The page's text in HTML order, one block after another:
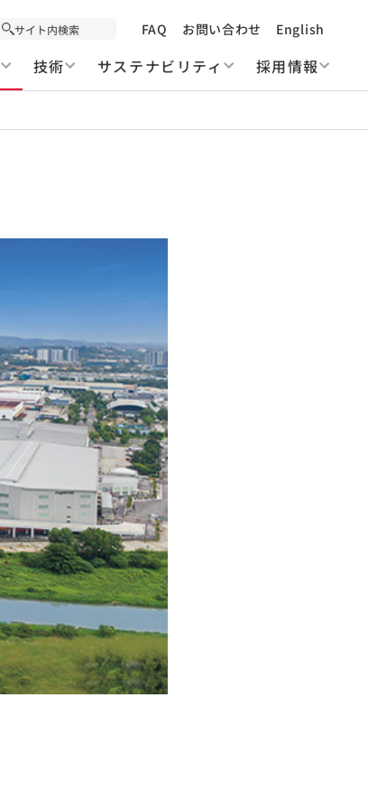
FAQ お問い合わせ English
技術 サステナビリティ 採用情報